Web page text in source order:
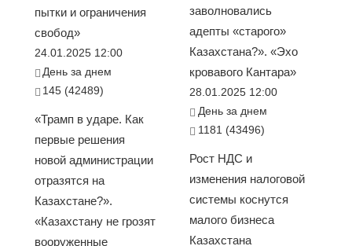
пытки и ограничения
свобод»
24.01.2025 12:00
День за днем
145 (42489)
«Трамп в ударе. Как
первые решения
новой администрации
отразятся на
Казахстане?».
«Казахстану не грозят
вооруженные
заволновались
адепты «старого»
Казахстана?». «Эхо
кровавого Кантара»
28.01.2025 12:00
День за днем
1181 (43496)
Рост НДС и
изменения налоговой
системы коснутся
малого бизнеса
Казахстана